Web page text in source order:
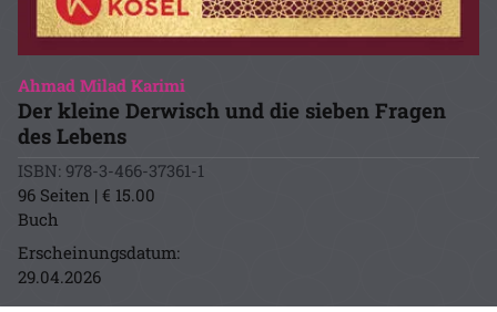
Ahmad Milad Karimi
Der kleine Derwisch und die sieben Fragen
des Lebens
ISBN: 978-3-466-37361-1
96 Seiten | € 15.00
Buch
Erscheinungsdatum:
29.04.2026